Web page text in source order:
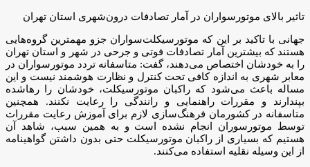
تاثیر بالای موتورسواران در آمار تصادفات درون‌شهری استان تهران
جهانی با تاکید بر این که موتورسیکلت‌سواران جزو مهمترین گروه‌هایی
هستند که بیشترین آمار تصادفات فوتی و جرحی در شهر و استان تهران
را به خودشان اختصاص می‌دهند، گفت: متاسفانه تردد موتورسواران در
معابر شهری به اندازه کافی تحت کنترل و نظارت هوشمند نیست و این
مساله باعث می‌شود که راکبان موتورسیکلت، خودشان را رهاشده
بپندارند و مقررات راهنمایی و رانندگی را رعایت نکنند. همچنین
متاسفانه در کشورمان فرهنگ‌سازی لازم برای آموزش رعایت مقررات
توسط موتورسوران انجام نشده است و به همین سبب، شاهد آن
هستیم که بسیاری از راکبان موتورسیکلت حتی بدون داشتن گواهینامه
از این وسیله نقلیه استفاده می‌کنند.